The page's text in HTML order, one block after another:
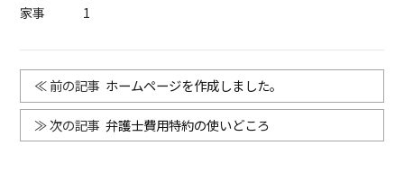
家事 1
ホームページを作成しました。
弁護士費用特約の使いどころ